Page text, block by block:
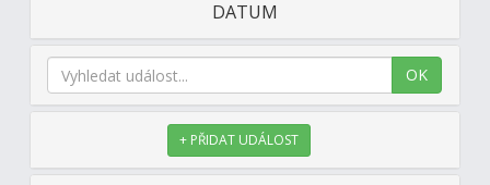
DATUM
OK
+ PŘIDAT UDÁLOST